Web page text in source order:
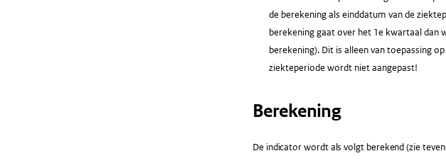
de berekening als einddatum van de
berekening gaat over het 1e kwartaal dan
berekening). Dit is alleen van toepassing
ziekteperiode wordt niet aangepast!
Berekening
De indicator wordt als volgt berekend (zie